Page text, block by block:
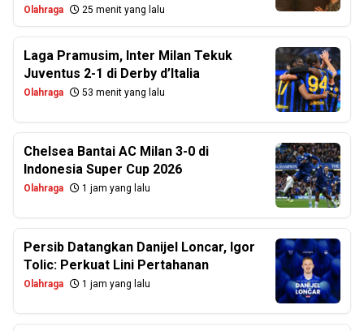
Olahraga 25 menit yang lalu
Laga Pramusim, Inter Milan Tekuk
Juventus 2-1 di Derby d’Italia
Olahraga 53 menit yang lalu
Chelsea Bantai AC Milan 3-0 di
Indonesia Super Cup 2026
Olahraga 1 jam yang lalu
Persib Datangkan Danijel Loncar, Igor
Tolic: Perkuat Lini Pertahanan
Olahraga 1 jam yang lalu